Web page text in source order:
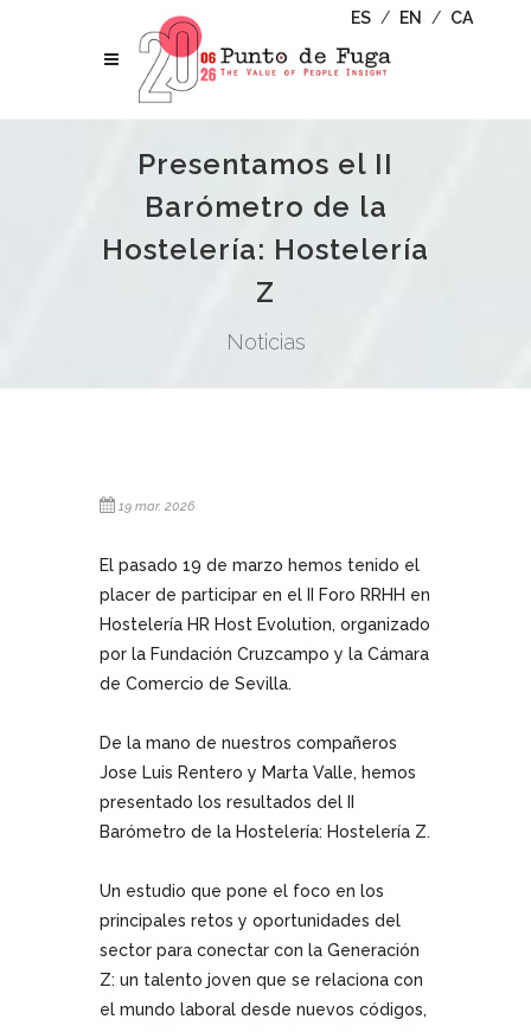
ES / EN / CA
Presentamos el II
Barómetro de la
Hostelería: Hostelería
Z
Noticias
19 mar. 2026
El pasado 19 de marzo hemos tenido el
placer de participar en el II Foro RRHH en
Hostelería HR Host Evolution, organizado
por la Fundación Cruzcampo y la Cámara
de Comercio de Sevilla.
De la mano de nuestros compañeros
Jose Luis Rentero y Marta Valle, hemos
presentado los resultados del II
Barómetro de la Hostelería: Hostelería Z.
Un estudio que pone el foco en los
principales retos y oportunidades del
sector para conectar con la Generación
Z: un talento joven que se relaciona con
el mundo laboral desde nuevos códigos,